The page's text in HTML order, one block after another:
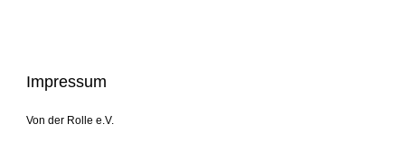
Impressum
Von der Rolle e.V.